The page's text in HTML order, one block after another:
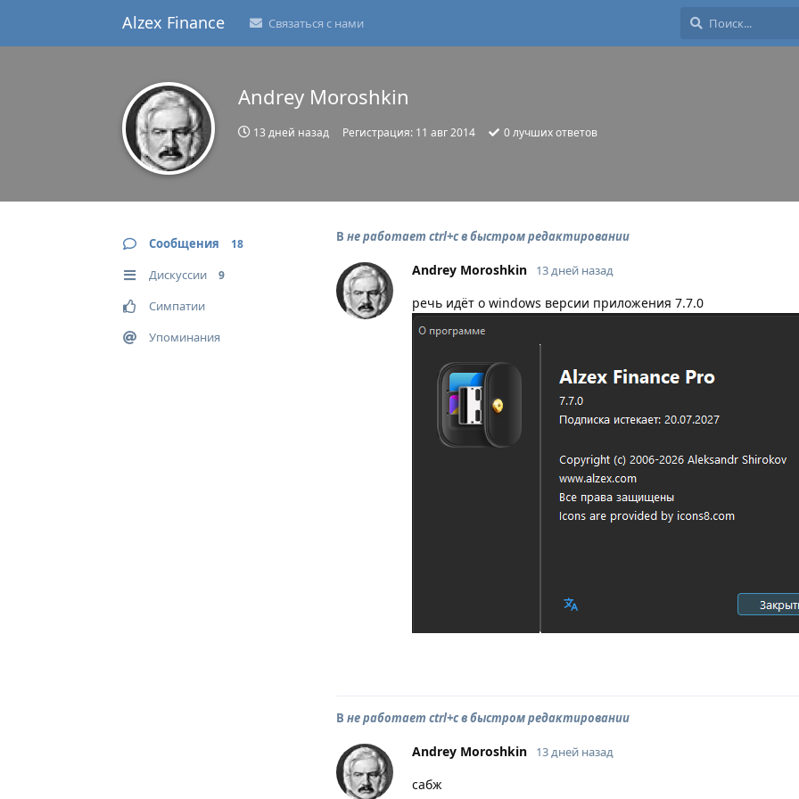
Alzex Finance Связаться с нами
Andrey Moroshkin
13 дней назад Регистрация: 11 авг 2014 0лучших ответов
Сообщения 18
Дискуссии 9
Симпатии
Упоминания
В не работает ctrl+c в быстром редактировании
Andrey Moroshkin 13 дней назад
речь идёт о windows версии приложения 7.7.0
В не работает ctrl+c в быстром редактировании
Andrey Moroshkin 13 дней назад
сабж